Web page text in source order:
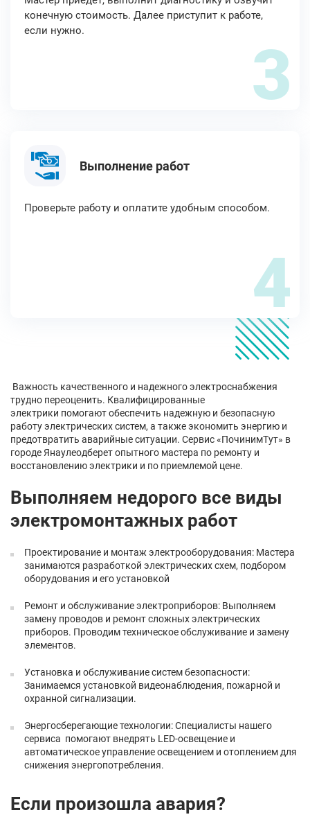
конечную стоимость. Далее приступит к работе,
если нужно.
3
Выполнение работ
Проверьте работу и оплатите удобным способом.
4
Важность качественного и надежного электроснабжения
трудно переоценить. Квалифицированные
электрики помогают обеспечить надежную и безопасную
работу электрических систем, а также экономить энергию и
предотвратить аварийные ситуации. Сервис «ПочинимТут» в
городе Янаулеодберет опытного мастера по ремонту и
восстановлению электрики и по приемлемой цене.
Выполняем недорого все виды
электромонтажных работ
Проектирование и монтаж электрооборудования: Мастера
занимаются разработкой электрических схем, подбором
оборудования и его установкой
Ремонт и обслуживание электроприборов: Выполняем
замену проводов и ремонт сложных электрических
приборов. Проводим техническое обслуживание и замену
элементов.
Установка и обслуживание систем безопасности:
Занимаемся установкой видеонаблюдения, пожарной и
охранной сигнализации.
Энергосберегающие технологии: Специалисты нашего
сервиса помогают внедрять LED-освещение и
автоматическое управление освещением и отоплением для
снижения энергопотребления.
Если произошла авария?